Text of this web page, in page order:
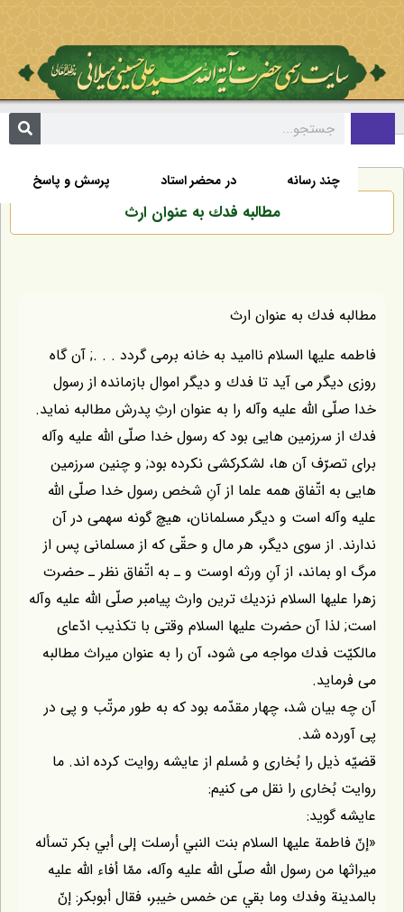
صفحه نخست تألیفات
پرسش و پاسخ در محضر استاد چند رسانه
مطالبه فدك به عنوان ارث
مطالبه فدك به عنوان ارث
فاطمه عليها السلام نااميد به خانه برمى گردد . . .; آن گاه
روزى ديگر مى آيد تا فدك و ديگر اموال بازمانده از رسول
خدا صلّى اللّه عليه وآله را به عنوان ارثِ پدرش مطالبه نمايد.
فدك از سرزمين هايى بود كه رسول خدا صلّى اللّه عليه وآله
براى تصرّف آن ها، لشكركشى نكرده بود; و چنين سرزمين
هايى به اتّفاق همه علما از آنِ شخص رسول خدا صلّى اللّه
عليه وآله است و ديگر مسلمانان، هيچ گونه سهمى در آن
ندارند. از سوى ديگر، هر مال و حقّى كه از مسلمانى پس از
مرگ او بماند، از آنِ ورثه اوست و ـ به اتّفاق نظر ـ حضرت
زهرا عليها السلام نزديك ترين وارث پيامبر صلّى اللّه عليه وآله
است; لذا آن حضرت عليها السلام وقتى با تكذيب ادّعاى
مالكيّت فدك مواجه مى شود، آن را به عنوان ميراث مطالبه
مى فرمايد.
آن چه بيان شد، چهار مقدّمه بود كه به طور مرتّب و پى در
پى آورده شد.
قضيّه ذيل را بُخارى و مُسلم از عايشه روايت كرده اند. ما
روايت بُخارى را نقل مى كنيم:
عايشه گويد:
«إنّ فاطمة عليها السلام بنت النبي أرسلت إلى أبي بكر تسأله
ميراثها من رسول اللّه صلّى اللّه عليه وآله، ممّا أفاء اللّه عليه
بالمدينة وفدك وما بقي عن خمس خيبر، فقال أبوبكر: إنّ